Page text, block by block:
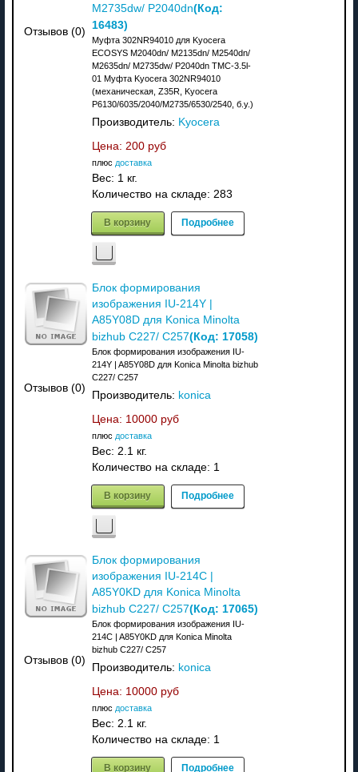
Отзывов (0)
M2735dw/ P2040dn(Код:
16483)
Муфта 302NR94010 для Kyocera
ECOSYS M2040dn/ M2135dn/ M2540dn/
M2635dn/ M2735dw/ P2040dn TMC-3.5l-
01 Муфта Kyocera 302NR94010
(механическая, Z35R, Kyocera
P6130/6035/2040/M2735/6530/2540, б.у.)
Производитель: Kyocera
Цена: 200 руб
плюс доставка
Вес: 1 кг.
Количество на складе: 283
В корзину Подробнее
Отзывов (0)
Блок формирования
изображения IU-214Y |
A85Y08D для Konica Minolta
bizhub C227/ C257(Код: 17058)
Блок формирования изображения IU-
214Y | A85Y08D для Konica Minolta bizhub
C227/ C257
Производитель: konica
Цена: 10000 руб
плюс доставка
Вес: 2.1 кг.
Количество на складе: 1
В корзину Подробнее
Отзывов (0)
Блок формирования
изображения IU-214C |
A85Y0KD для Konica Minolta
bizhub C227/ C257(Код: 17065)
Блок формирования изображения IU-
214C | A85Y0KD для Konica Minolta
bizhub C227/ C257
Производитель: konica
Цена: 10000 руб
плюс доставка
Вес: 2.1 кг.
Количество на складе: 1
В корзину Подробнее